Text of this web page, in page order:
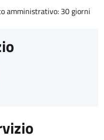
amministrativo: 30 giorni